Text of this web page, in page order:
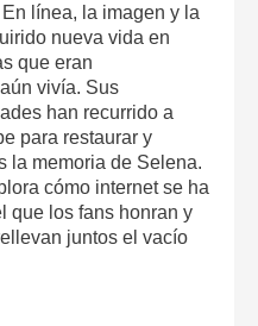
línea, la imagen y la
nueva vida en
que eran
vivía. Sus
han recurrido a
para restaurar y
la memoria de Selena.
cómo internet se ha
que los fans honran y
juntos el vacío